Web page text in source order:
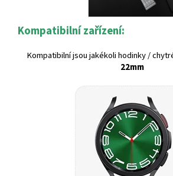
Kompatibilní zařízení:
Kompatibilní jsou jakékoli hodinky /
22mm